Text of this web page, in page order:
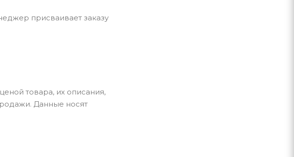
присваивает заказу
товара, их описания,
Данные носят